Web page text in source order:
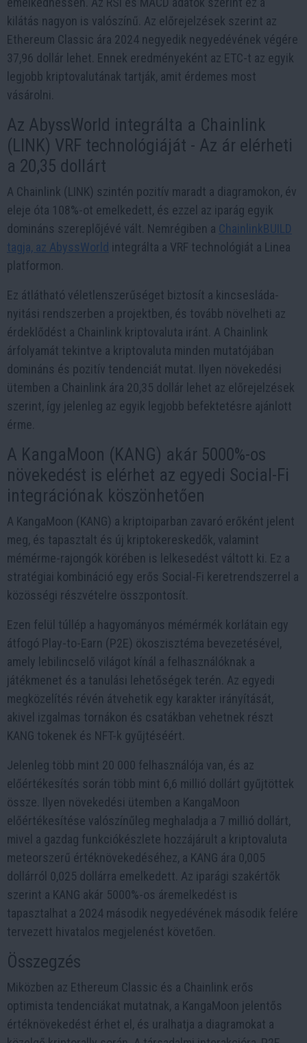
kilátás nagyon is valószínű. Az előrejelzések szerint az
Ethereum Classic ára 2024 negyedik negyedévének végére
37,96 dollár lehet. Ennek eredményeként az ETC-t az egyik
legjobb kriptovalutának tartják, amit érdemes most
vásárolni.
Az AbyssWorld integrálta a Chainlink
(LINK) VRF technológiáját - Az ár elérheti
a 20,35 dollárt
A Chainlink (LINK) szintén pozitív maradt a diagramokon, év
eleje óta 108%-ot emelkedett, és ezzel az iparág egyik
domináns szereplőjévé vált. Nemrégiben a ChainlinkBUILD
tagja, az AbyssWorld integrálta a VRF technológiát a Linea
platformon.
Ez átlátható véletlenszerűséget biztosít a kincsesláda-
nyitási rendszerben a projektben, és tovább növelheti az
érdeklődést a Chainlink kriptovaluta iránt. A Chainlink
árfolyamát tekintve a kriptovaluta minden mutatójában
domináns és pozitív tendenciát mutat. Ilyen növekedési
ütemben a Chainlink ára 20,35 dollár lehet az előrejelzések
szerint, így jelenleg az egyik legjobb befektetésre ajánlott
érme.
A KangaMoon (KANG) akár 5000%-os
növekedést is elérhet az egyedi Social-Fi
integrációnak köszönhetően
A KangaMoon (KANG) a kriptoiparban zavaró erőként jelent
meg, és tapasztalt és új kriptokereskedők, valamint
mémérme-rajongók körében is lelkesedést váltott ki. Ez a
stratégiai kombináció egy erős Social-Fi keretrendszerrel a
közösségi részvételre összpontosít.
Ezen felül túllép a hagyományos mémérmék korlátain egy
átfogó Play-to-Earn (P2E) ökoszisztéma bevezetésével,
amely lebilincselő világot kínál a felhasználóknak a
játékmenet és a tanulási lehetőségek terén. Az egyedi
megközelítés révén átvehetik egy karakter irányítását,
akivel izgalmas tornákon és csatákban vehetnek részt
KANG tokenek és NFT-k gyűjtéséért.
Jelenleg több mint 20 000 felhasználója van, és az
előértékesítés során több mint 6,6 millió dollárt gyűjtöttek
össze. Ilyen növekedési ütemben a KangaMoon
előértékesítése valószínűleg meghaladja a 7 millió dollárt,
mivel a gazdag funkciókészlete hozzájárult a kriptovaluta
meteorszerű értéknövekedéséhez, a KANG ára 0,005
dollárról 0,025 dollárra emelkedett. Az iparági szakértők
szerint a KANG akár 5000%-os áremelkedést is
tapasztalhat a 2024 második negyedévének második felére
tervezett hivatalos megjelenést követően.
Összegzés
Miközben az Ethereum Classic és a Chainlink erős
optimista tendenciákat mutatnak, a KangaMoon jelentős
értéknövekedést érhet el, és uralhatja a diagramokat a